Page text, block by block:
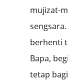
mujizat-
berhenti
Bapa,
tetap